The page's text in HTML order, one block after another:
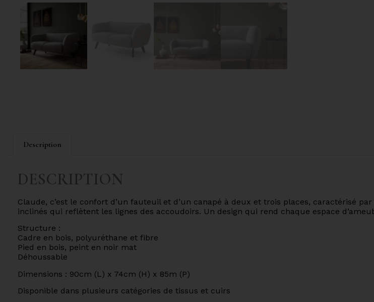
Description
DESCRIPTION
Claude, c’est le confort d’un fauteuil et d’un canapé à deux et trois places, caractérisé
inclinés qui reflètent les lignes des accoudoirs. Un design qui rend chaque espace
Structure :
Cadre en bois, polyuréthane et fibre
Pied en bois, peint en noir mat
Déhoussable
Dimensions : 90cm (L) x 74cm (H) x 85m (P)
Disponible dans plusieurs catégories de tissus et cuirs